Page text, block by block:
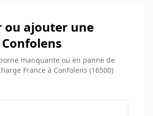
ou ajouter une
manquante ou en panne de
France à Confolens (16500)